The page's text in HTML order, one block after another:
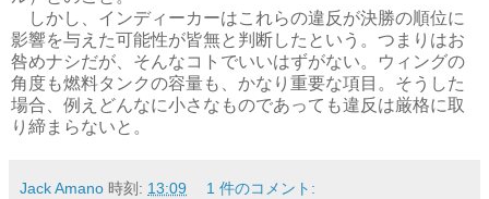
しかし、インディーカーはこれらの違反が決勝の順位に
影響を与えた可能性が皆無と判断したという。つまりはお
咎めナシだが、そんなコトでいいはずがない。ウィングの
角度も燃料タンクの容量も、かなり重要な項目。そうした
場合、例えどんなに小さなものであっても違反は厳格に取
り締まらないと。
Jack Amano 時刻: 13:09 1 件のコメント: